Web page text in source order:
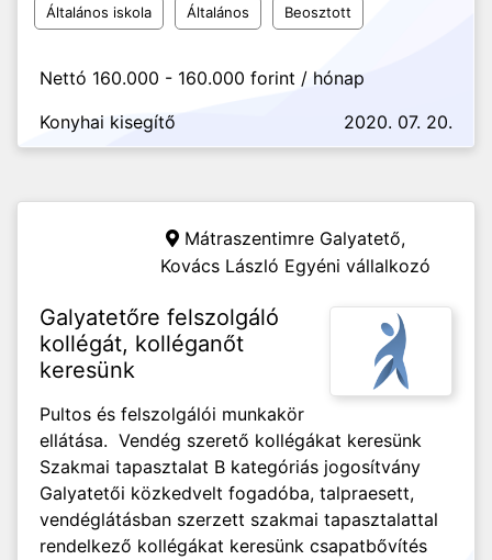
Általános iskola Általános Beosztott
Nettó 160.000 - 160.000 forint / hónap
Konyhai kisegítő
2020. 07. 20.
Mátraszentimre Galyatető,
Kovács László Egyéni vállalkozó
Galyatetőre felszolgáló
kollégát, kolléganőt
keresünk
Pultos és felszolgálói munkakör
ellátása. Vendég szerető kollégákat keresünk
Szakmai tapasztalat B kategóriás jogosítvány
Galyatetői közkedvelt fogadóba, talpraesett,
vendéglátásban szerzett szakmai tapasztalattal
rendelkező kollégákat keresünk csapatbővítés